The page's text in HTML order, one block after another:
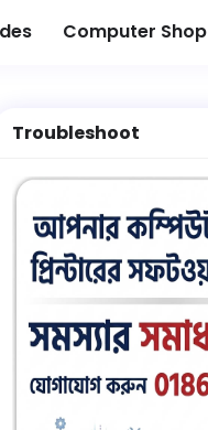
Computer Shop
Troubleshoot